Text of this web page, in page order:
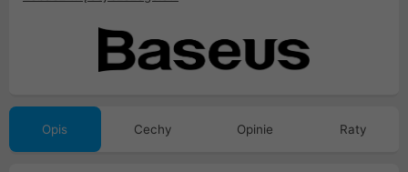
Opis Cechy Opinie Raty